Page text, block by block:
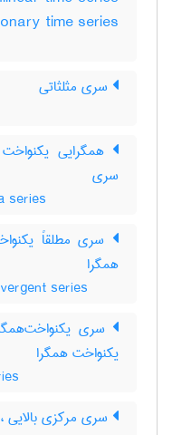
time series
سری مثلثاتی
همگرایی
سری
series
سری مطلقاً
همگرا
series
سری
یکنواخت همگرا
سری مرکزی بالایی